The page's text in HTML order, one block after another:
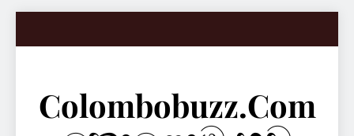
Colombobuzz.com